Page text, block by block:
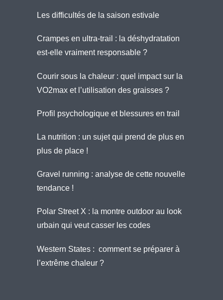
Les difficultés de la saison estivale
Crampes en ultra-trail : la déshydratation
est-elle vraiment responsable ?
Courir sous la chaleur : quel impact sur la
VO2max et l’utilisation des graisses ?
Profil psychologique et blessures en trail
La nutrition : un sujet qui prend de plus en
plus de place !
Gravel running : analyse de cette nouvelle
tendance !
Polar Street X : la montre outdoor au look
urbain qui veut casser les codes
Western States : comment se préparer à
l’extrême chaleur ?